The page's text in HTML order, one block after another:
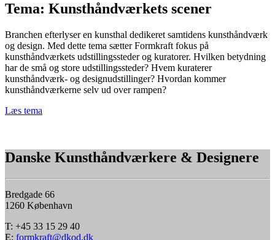
Tema: Kunsthåndværkets scener
Branchen efterlyser en kunsthal dedikeret samtidens kunsthåndværk
og design. Med dette tema sætter Formkraft fokus på
kunsthåndværkets udstillingssteder og kuratorer. Hvilken betydning
har de små og store udstillingssteder? Hvem kuraterer
kunsthåndværk- og designudstillinger? Hvordan kommer
kunsthåndværkerne selv ud over rampen?
Læs tema
Danske Kunsthåndværkere & Designere
Bredgade 66
1260 København
T: +45 33 15 29 40
E: formkraft@dkod.dk